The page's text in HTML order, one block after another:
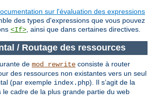
sur l'évaluation des expressions
des types d'expressions que vous pouvez
<If> , ainsi que dans certaines directives.
/ Routage des ressources
de mod_rewrite consiste à router
des ressources non existantes vers un seul
(par exemple index.php). Il s’agit de la
le cadre de la plus grande partie du web